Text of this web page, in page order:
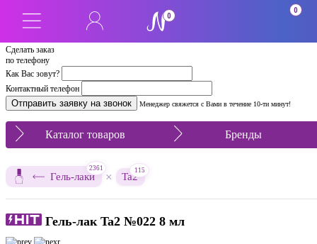
Сделать заказ
по телефону
Как Вас зовут?
Контактный телефон
Менеджер свяжется с Вами в течение 10-ти минут!
0
0
Каталог товаров Бренды
Гель-лаки
2361
× Ta2
115
Гель-лак Ta2 №022 8 мл